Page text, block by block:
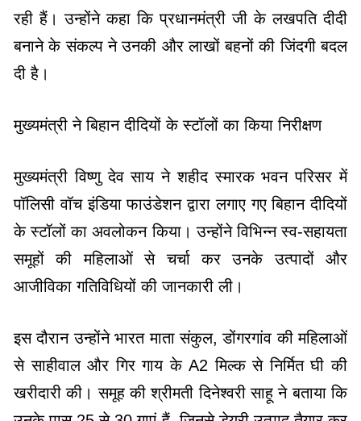
दी है।
मुख्यमंत्री ने बिहान दीदियों के स्टॉलों का किया निरीक्षण
मुख्यमंत्री विष्णु देव साय ने शहीद स्मारक भवन परिसर में
के स्टॉलों का अवलोकन किया। उन्होंने विभिन्न स्व-सहायता
समूहों की महिलाओं से चर्चा कर उनके उत्पादों और
आजीविका गतिविधियों की जानकारी ली।
इस दौरान उन्होंने भारत माता संकुल, डोंगरगांव की महिलाओं
खरीदारी की। समूह की श्रीमती दिनेश्वरी साहू ने बताया कि
उनके पास 25 से 30 गाएं हैं, जिनसे डेयरी उत्पाद तैयार कर
महिलाएं अच्छी आय कमा रही हैं।